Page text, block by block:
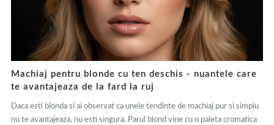
Machiaj pentru blonde cu ten deschis - nuantele care
te avantajeaza de la fard la ruj
Daca esti blonda si ai observat ca unele tendinte de machiaj pur si simplu
nu te avantajeaza, nu esti singura. Parul blond vine cu o paleta cromatica